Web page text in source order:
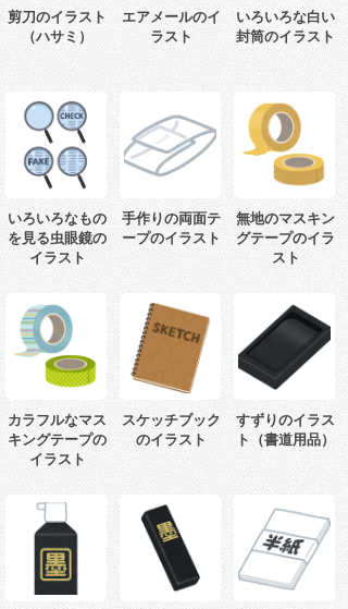
剪刀のイラスト
（ハサミ）
エアメールのイ
ラスト
いろいろな白い
封筒のイラスト
いろいろなもの
を見る虫眼鏡の
イラスト
手作りの両面テ
ープのイラスト
無地のマスキン
グテープのイラ
スト
カラフルなマス
キングテープの
イラスト
スケッチブック
のイラスト
すずりのイラス
ト（書道用品）